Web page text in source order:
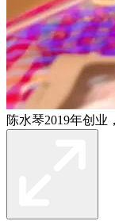
陈水琴2019年创业